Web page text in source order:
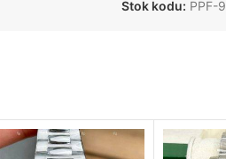
Stok kodu: PPF-9